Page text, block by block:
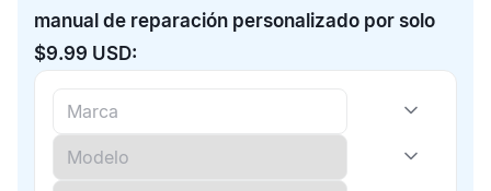
manual de reparación personalizado por solo
$9.99 USD: